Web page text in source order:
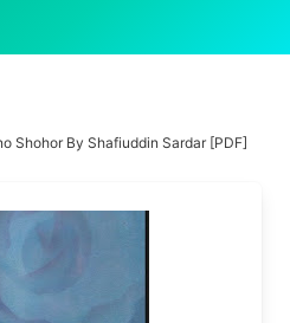
Shohor By Shafiuddin Sardar [PDF]